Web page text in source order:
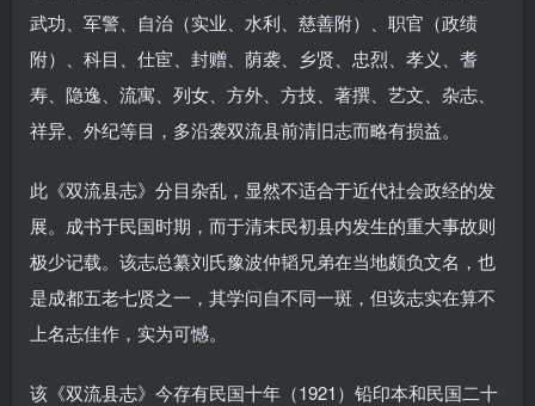
武功、军警、自治（实业、水利、慈善附）、职官（政绩
附）、科目、仕宦、封赠、荫袭、乡贤、忠烈、孝义、耆
寿、隐逸、流寓、列女、方外、方技、著撰、艺文、杂志、
祥异、外纪等目，多沿袭双流县前清旧志而略有损益。
此《双流县志》分目杂乱，显然不适合于近代社会政经的发
展。成书于民国时期，而于清末民初县内发生的重大事故则
极少记载。该志总纂刘氏豫波仲韬兄弟在当地颇负文名，也
是成都五老七贤之一，其学问自不同一斑，但该志实在算不
上名志佳作，实为可憾。
该《双流县志》今存有民国十年（1921）铅印本和民国二十